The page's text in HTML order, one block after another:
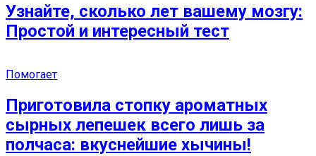
Узнайте, сколько лет вашему мозгу:
Простой и интересный тест
Помогает
Приготовила стопку ароматных
сырных лепешек всего лишь за
полчаса: вкуснейшие хычины!